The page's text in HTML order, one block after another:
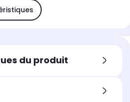
du produit